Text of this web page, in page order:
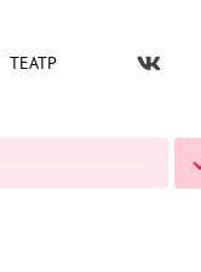
ТЕАТР